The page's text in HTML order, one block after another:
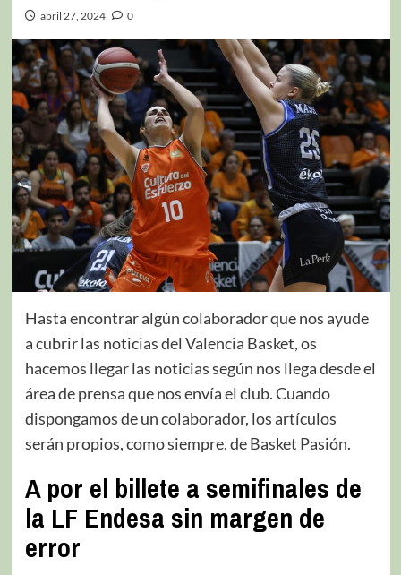
abril 27, 2024 0
Hasta encontrar algún colaborador que nos ayude
a cubrir las noticias del Valencia Basket, os
hacemos llegar las noticias según nos llega desde el
área de prensa que nos envía el club. Cuando
dispongamos de un colaborador, los artículos
serán propios, como siempre, de Basket Pasión.
A por el billete a semifinales de
la LF Endesa sin margen de
error